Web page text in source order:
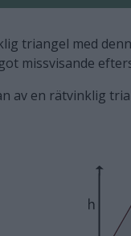
triangel med
missvisande
av en rätvinklig